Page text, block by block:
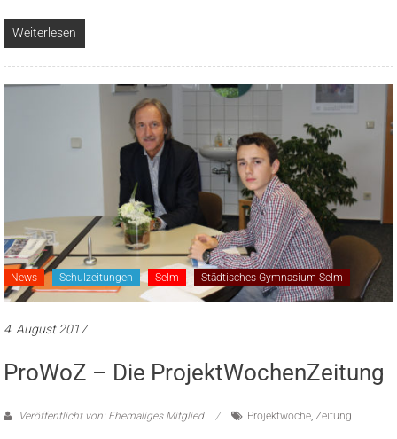
Weiterlesen
News Schulzeitungen Selm Städtisches Gymnasium Selm
4. August 2017
ProWoZ – Die ProjektWochenZeitung
Veröffentlicht von: Ehemaliges Mitglied Projektwoche ,Zeitung